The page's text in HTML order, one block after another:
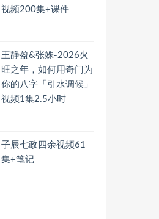
视频200集+课件
王静盈&张姝-2026火
旺之年，如何用奇门为
你的八字「引水调候」
视频1集2.5小时
子辰七政四余视频61
集+笔记